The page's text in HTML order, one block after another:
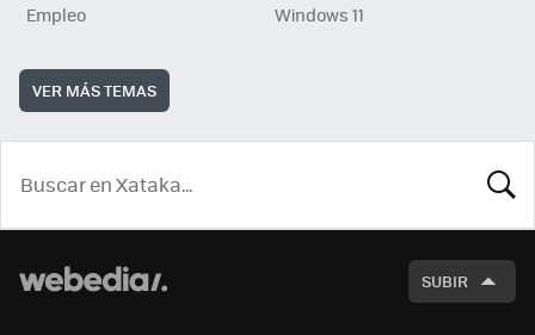
Empleo
Windows 11
VER MÁS TEMAS
SUBIR